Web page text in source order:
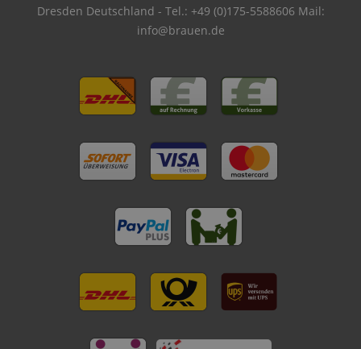
Dresden Deutschland - Tel.: +49 (0)175-5588606 Mail:
info@brauen.de